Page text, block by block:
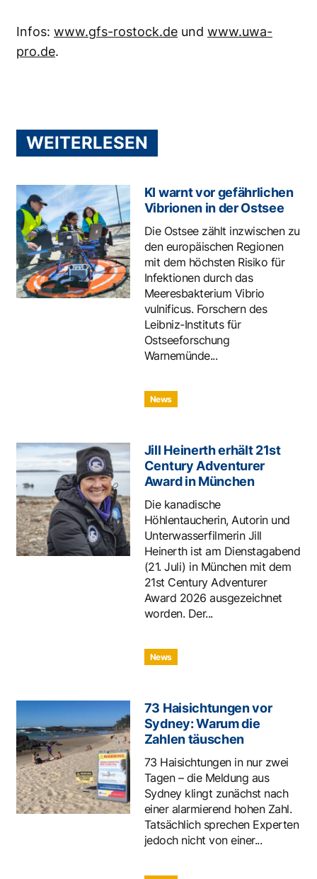
Infos: www.gfs-rostock.de und www.uwa-
pro.de.
WEITERLESEN
KI warnt vor gefährlichen
Vibrionen in der Ostsee
Die Ostsee zählt inzwischen zu
den europäischen Regionen
mit dem höchsten Risiko für
Infektionen durch das
Meeresbakterium Vibrio
vulnificus. Forschern des
Leibniz-Instituts für
Ostseeforschung
Warnemünde...
News
Jill Heinerth erhält 21st
Century Adventurer
Award in München
Die kanadische
Höhlentaucherin, Autorin und
Unterwasserfilmerin Jill
Heinerth ist am Dienstagabend
(21. Juli) in München mit dem
21st Century Adventurer
Award 2026 ausgezeichnet
worden. Der...
News
73 Haisichtungen vor
Sydney: Warum die
Zahlen täuschen
73 Haisichtungen in nur zwei
Tagen – die Meldung aus
Sydney klingt zunächst nach
einer alarmierend hohen Zahl.
Tatsächlich sprechen Experten
jedoch nicht von einer...